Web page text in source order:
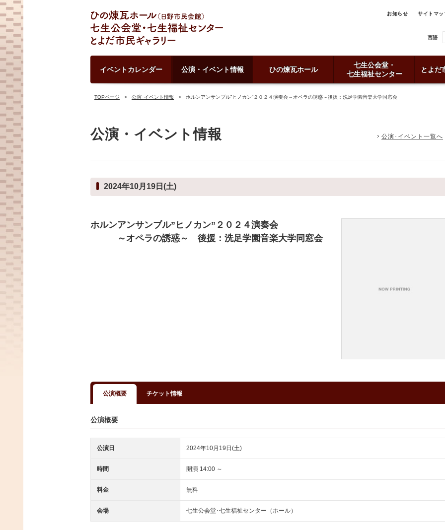
お知らせ サイトマッ
言語
イベントカレンダー 公演・イベント情報 ひの煉瓦ホール
七生公会堂・
七生福祉センター
とよだ
TOPページ 公演･イベント情報 ホルンアンサンブル”ヒノカン”２０２４演奏会～オペラの誘惑～後援：洗足学園音楽大学同窓会
公演・イベント情報 公演･イベント一覧へ
2024年10月19日(土)
ホルンアンサンブル”ヒノカン”２０２４演奏会
～オペラの誘惑～ 後援：洗足学園音楽大学同窓会
公演概要 チケット情報
公演概要
公演日 2024年10月19日(土)
時間 開演 14:00 ～
料金 無料
会場 七生公会堂･七生福祉センター（ホール）